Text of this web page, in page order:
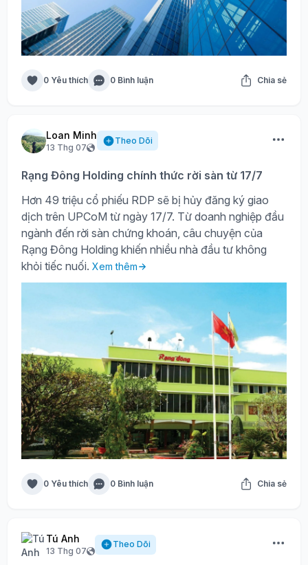
0 Yêu thích 0 Bình luận Chia sẻ
Loan Minh
13 Thg 07
Theo Dõi
Rạng Đông Holding chính thức rời sàn từ 17/7
Hơn 49 triệu cổ phiếu RDP sẽ bị hủy đăng ký giao
dịch trên UPCoM từ ngày 17/7. Từ doanh nghiệp đầu
ngành đến rời sàn chứng khoán, câu chuyện của
Rạng Đông Holding khiến nhiều nhà đầu tư không
khỏi tiếc nuối. Xem thêm
0 Yêu thích 0 Bình luận Chia sẻ
Tú Anh
13 Thg 07
Theo Dõi